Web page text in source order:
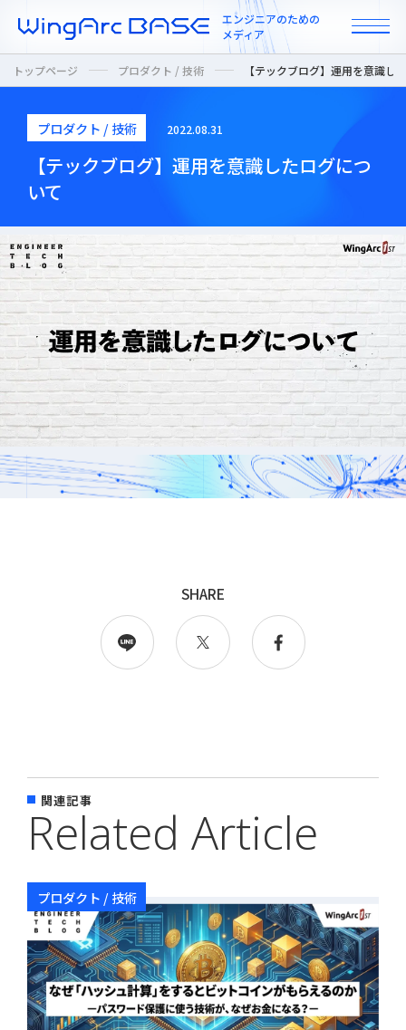
エンジニアのための
メディア
All
インタビュー
カルチャー / 人
ニュース
プロダクト / 技術
採用
WingArc BASEとは
Copyright© WingArc1st Inc. All Rights Reserved.
トップページ プロダクト / 技術 【テックブログ】運用を意識し
プロダクト / 技術 2022.08.31
【テックブログ】運用を意識したログにつ
いて
SHARE
関連記事
Related Article
プロダクト / 技術